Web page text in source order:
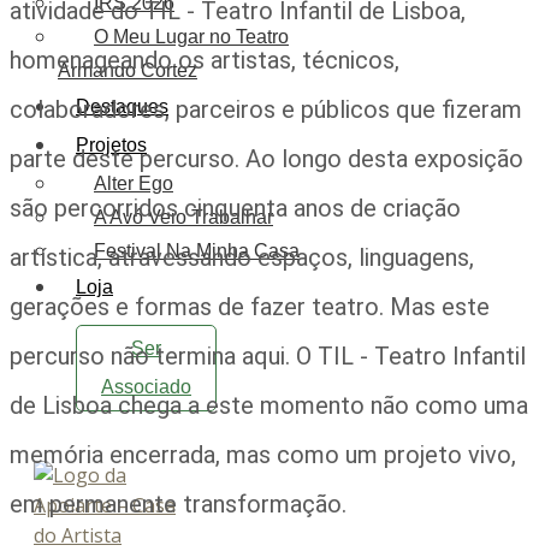
O Meu Lugar no Teatro
Armando Cortez
Destaques
Projetos
Alter Ego
A Avó Veio Trabalhar
Festival Na Minha Casa
Loja
Ser
Associado
atividade do TIL - Teatro Infantil de Lisboa,
homenageando os artistas, técnicos,
colaboradores, parceiros e públicos que fizeram
parte deste percurso. Ao longo desta exposição
são percorridos cinquenta anos de criação
artística, atravessando espaços, linguagens,
gerações e formas de fazer teatro. Mas este
percurso não termina aqui. O TIL - Teatro Infantil
de Lisboa chega a este momento não como uma
memória encerrada, mas como um projeto vivo,
em permanente transformação.